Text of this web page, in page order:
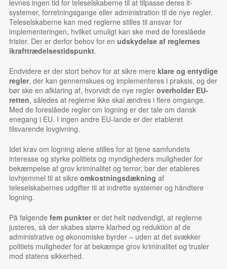
levnes ingen tid for teleselskaberne til at tilpasse deres it-
systemer, forretningsgange eller administration til de nye regler.
Teleselskaberne kan med reglerne stilles til ansvar for
implementeringen, hvilket umuligt kan ske med de foreslåede
frister. Der er derfor behov for en udskydelse af reglernes
ikrafttrædelsestidspunkt.
Endvidere er der stort behov for at sikre mere klare og entydige
regler, der kan gennemskues og implementeres i praksis, og der
bør ske en afklaring af, hvorvidt de nye regler overholder EU-
retten, således at reglerne ikke skal ændres i flere omgange.
Med de foreslåede regler om logning er der tale om dansk
enegang i EU. I ingen andre EU-lande er der etableret
tilsvarende lovgivning.
Idet krav om logning alene stilles for at tjene samfundets
interesse og styrke politiets og myndigheders muligheder for
bekæmpelse af grov kriminalitet og terror, bør der etableres
lovhjemmel til at sikre omkostningsdækning af
teleselskabernes udgifter til at indrette systemer og håndtere
logning.
På følgende fem punkterer det helt nødvendigt, at reglerne
justeres, så der skabes større klarhed og reduktion af de
administrative og økonomiske byrder – uden at det svækker
politiets muligheder for at bekæmpe grov kriminalitet og trusler
mod statens sikkerhed.